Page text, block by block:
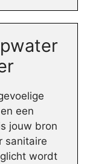
een
jouw bron
sanitaire
wordt